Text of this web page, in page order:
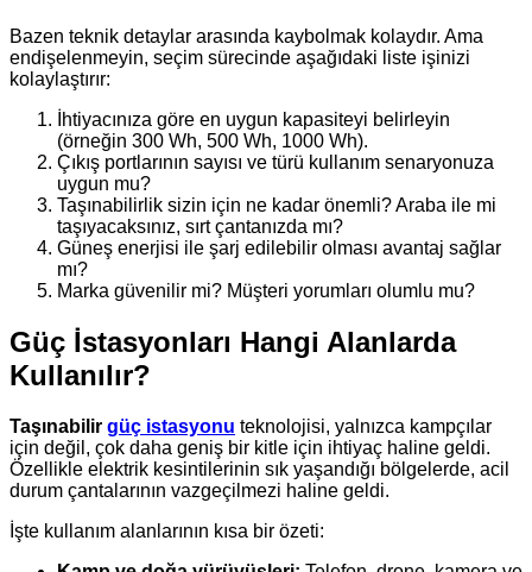
Bazen teknik detaylar arasında kaybolmak kolaydır. Ama
endişelenmeyin, seçim sürecinde aşağıdaki liste işinizi
kolaylaştırır:
İhtiyacınıza göre en uygun kapasiteyi belirleyin
(örneğin 300 Wh, 500 Wh, 1000 Wh).
Çıkış portlarının sayısı ve türü kullanım senaryonuza
uygun mu?
Taşınabilirlik sizin için ne kadar önemli? Araba ile mi
taşıyacaksınız, sırt çantanızda mı?
Güneş enerjisi ile şarj edilebilir olması avantaj sağlar
mı?
Marka güvenilir mi? Müşteri yorumları olumlu mu?
Güç İstasyonları Hangi Alanlarda
Kullanılır?
Taşınabilir güç istasyonu teknolojisi, yalnızca kampçılar
için değil, çok daha geniş bir kitle için ihtiyaç haline geldi.
Özellikle elektrik kesintilerinin sık yaşandığı bölgelerde, acil
durum çantalarının vazgeçilmezi haline geldi.
İşte kullanım alanlarının kısa bir özeti: